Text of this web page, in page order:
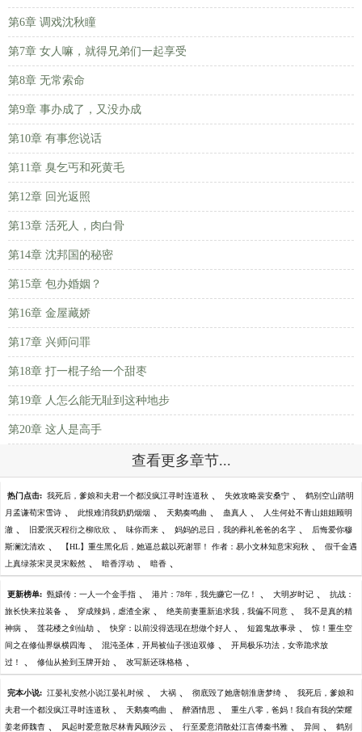
第6章 调戏沈秋瞳
第7章 女人嘛，就得兄弟们一起享受
第8章 无常索命
第9章 事办成了，又没办成
第10章 有事您说话
第11章 臭乞丐和死黄毛
第12章 回光返照
第13章 活死人，肉白骨
第14章 沈邦国的秘密
第15章 包办婚姻？
第16章 金屋藏娇
第17章 兴师问罪
第18章 打一棍子给一个甜枣
第19章 人怎么能无耻到这种地步
第20章 这人是高手
查看更多章节...
热门点击: 我死后，爹娘和夫君一个都没疯江寻时连道秋 、 失效攻略裴安桑宁 、 鹤别空山踏明
月孟谦荀宋雪诗 、 此恨难消我奶奶烟烟 、 天鹅奏鸣曲 、 蛊真人 、 人生何处不青山姐姐顾明
澈 、 旧爱泯灭程衍之柳欣欣 、 味你而来 、 妈妈的忌日，我的葬礼爸爸的名字 、 后悔爱你穆
斯澜沈清欢 、 【HL】重生黑化后，她逼总裁以死谢罪！ 作者：易小文林知意宋宛秋 、 假千金遇
上真绿茶宋灵灵宋毅然 、 暗香浮动 、 暗香 、
更新榜单: 甄嬛传：一人一个金手指 、 港片：78年，我先赚它一亿！ 、 大明岁时记 、 抗战：
旅长快来拉装备 、 穿成辣妈，虐渣全家 、 绝美前妻重新追求我，我偏不同意 、 我不是真的精
神病 、 莲花楼之剑仙劫 、 快穿：以前没得选现在想做个好人 、 短篇鬼故事录 、 惊！重生空
间之在修仙界纵横四海 、 混沌圣体，开局被仙子强迫双修 、 开局极乐功法，女帝跪求放
过！ 、 修仙从捡到玉牌开始 、 改写新还珠格格 、
完本小说: 江晏礼安然小说江晏礼时候 、 大祸 、 彻底毁了她唐朝淮唐梦绮 、 我死后，爹娘和
夫君一个都没疯江寻时连道秋 、 天鹅奏鸣曲 、 醉酒情思 、 重生八零，爸妈！我自有我的荣耀
姜老师魏杳 、 风起时爱意散尽林青风顾汐云 、 行至爱意消散处江言傅秦书雅 、 异间 、 鹤别